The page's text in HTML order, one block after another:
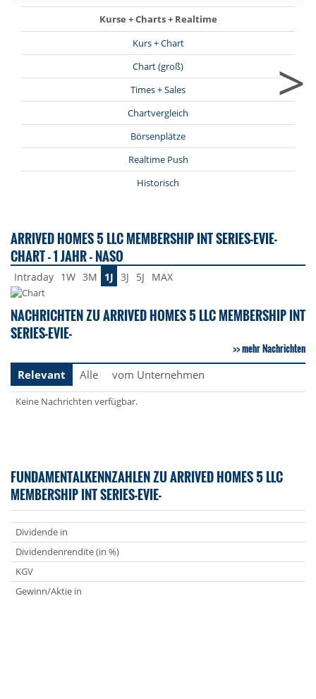
Kurse + Charts + Realtime
Kurs + Chart
Chart (groß)
Times + Sales
Chartvergleich
Börsenplätze
Realtime Push
Historisch
>
ARRIVED HOMES 5 LLC MEMBERSHIP INT SERIES-EVIE-
CHART - 1 JAHR - NASO
Intraday 1W 3M 1J 3J 5J MAX
NACHRICHTEN ZU ARRIVED HOMES 5 LLC MEMBERSHIP INT
SERIES-EVIE-
mehr Nachrichten
Relevant
Alle vom Unternehmen
Keine Nachrichten verfügbar.
FUNDAMENTALKENNZAHLEN ZU ARRIVED HOMES 5 LLC
MEMBERSHIP INT SERIES-EVIE-
Dividende in
Dividendenrendite (in %)
KGV
Gewinn/Aktie in